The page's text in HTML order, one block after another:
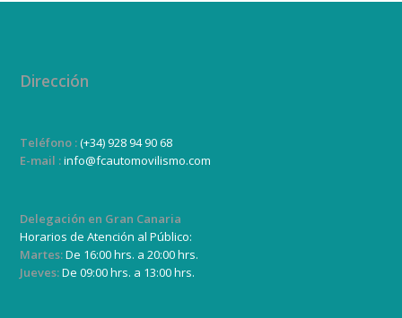
Dirección
Teléfono :(+34) 928 94 90 68
E-mail :info@fcautomovilismo.com
Delegación en Gran Canaria
Horarios de Atención al Público:
Martes:De 16:00 hrs. a 20:00 hrs.
Jueves:De 09:00 hrs. a 13:00 hrs.